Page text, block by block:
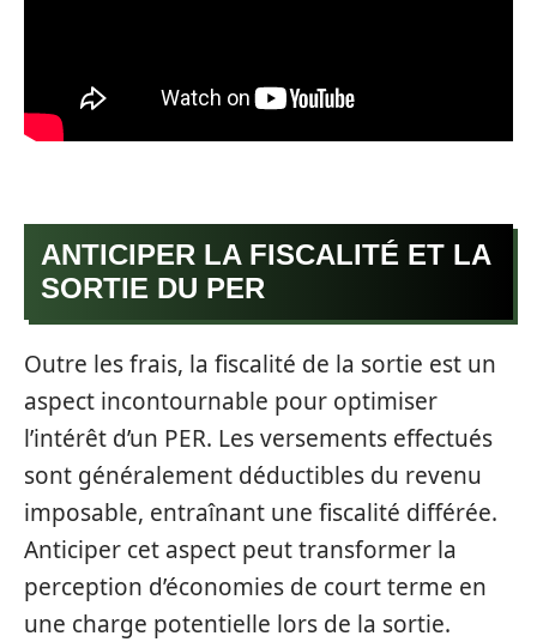
ANTICIPER LA FISCALITÉ ET LA
SORTIE DU PER
Outre les frais, la fiscalité de la sortie est un
aspect incontournable pour optimiser
l’intérêt d’un PER. Les versements effectués
sont généralement déductibles du revenu
imposable, entraînant une fiscalité différée.
Anticiper cet aspect peut transformer la
perception d’économies de court terme en
une charge potentielle lors de la sortie.